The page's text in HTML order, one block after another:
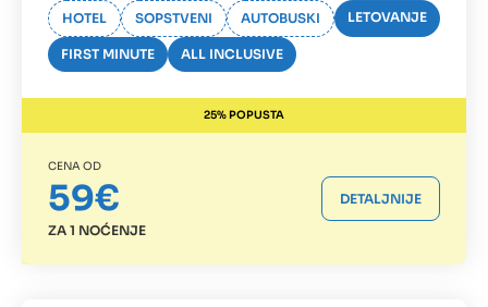
HOTEL SOPSTVENI AUTOBUSKI LETOVANJE
FIRST MINUTE ALL INCLUSIVE
25% POPUSTA
CENA OD
59€
ZA 1 NOĆENJE
DETALJNIJE